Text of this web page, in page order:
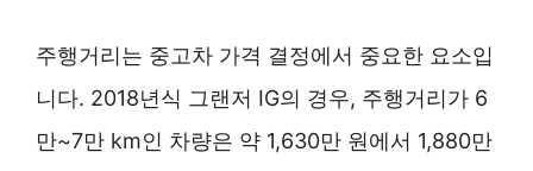
주행거리는 중고차 가격 결정에서 중요한 요소입
니다. 2018년식 그랜저 IG의 경우, 주행거리가 6
만~7만 km인 차량은 약 1,630만 원에서 1,880만